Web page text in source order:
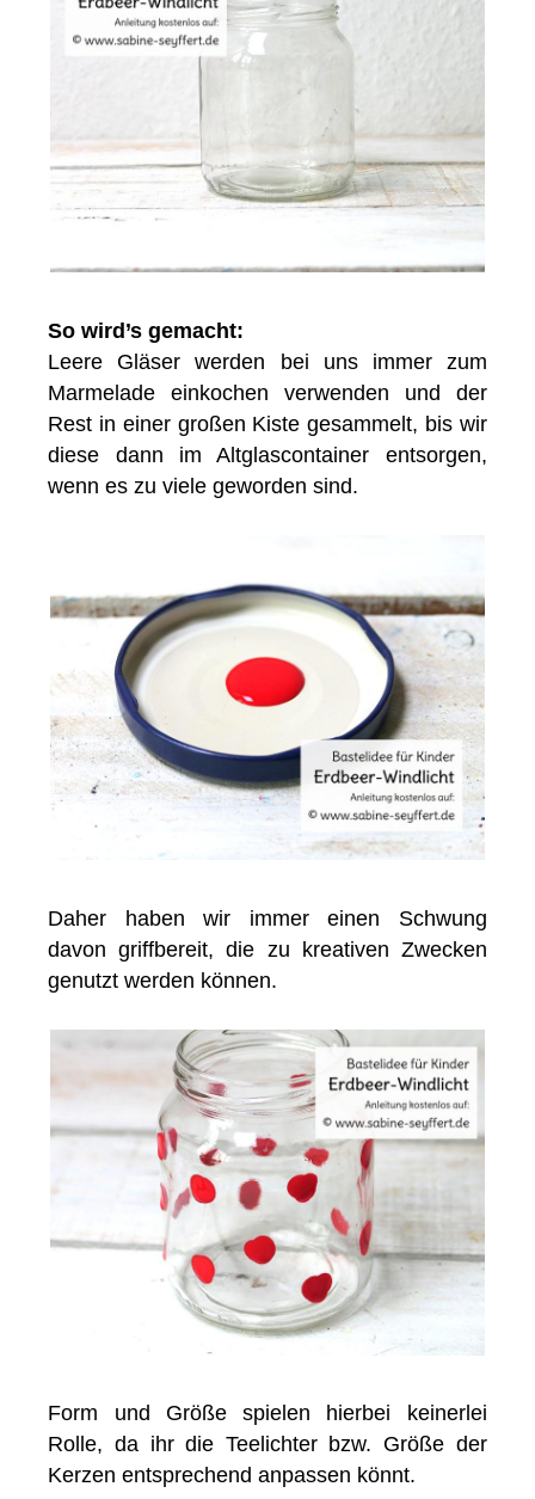
So wird’s gemacht:
Leere Gläser werden bei uns immer zum
Marmelade einkochen verwenden und der
Rest in einer großen Kiste gesammelt, bis wir
diese dann im Altglascontainer entsorgen,
wenn es zu viele geworden sind.
Daher haben wir immer einen Schwung
davon griffbereit, die zu kreativen Zwecken
genutzt werden können.
Form und Größe spielen hierbei keinerlei
Rolle, da ihr die Teelichter bzw. Größe der
Kerzen entsprechend anpassen könnt.